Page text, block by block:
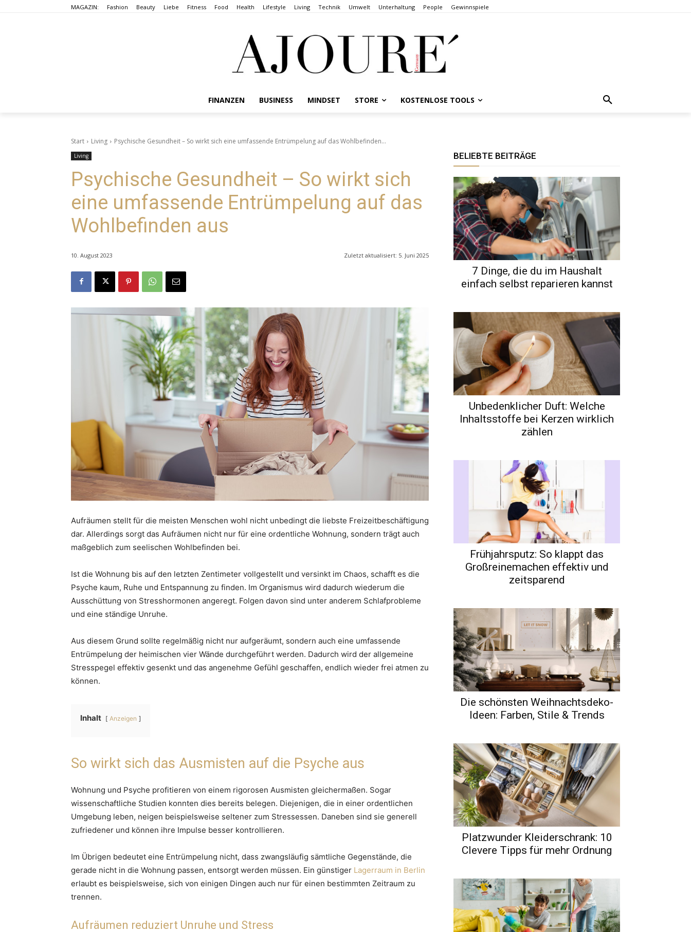
MAGAZIN: Fashion Beauty Liebe Fitness Food Health Lifestyle Living Technik Umwelt Unterhaltung People Gewinnspiele
FINANZEN BUSINESS MINDSET STORE KOSTENLOSE TOOLS
Start Living Psychische Gesundheit – So wirkt sich eine umfassende Entrümpelung auf das Wohlbefinden...
Living
Psychische Gesundheit – So wirkt sich
eine umfassende Entrümpelung auf das
Wohlbefinden aus
10. August 2023 Zuletzt aktualisiert: 5. Juni 2025
Aufräumen stellt für die meisten Menschen wohl nicht unbedingt die liebste Freizeitbeschäftigung
dar. Allerdings sorgt das Aufräumen nicht nur für eine ordentliche Wohnung, sondern trägt auch
maßgeblich zum seelischen Wohlbefinden bei.
Ist die Wohnung bis auf den letzten Zentimeter vollgestellt und versinkt im Chaos, schafft es die
Psyche kaum, Ruhe und Entspannung zu finden. Im Organismus wird dadurch wiederum die
Ausschüttung von Stresshormonen angeregt. Folgen davon sind unter anderem Schlafprobleme
und eine ständige Unruhe.
Aus diesem Grund sollte regelmäßig nicht nur aufgeräumt, sondern auch eine umfassende
Entrümpelung der heimischen vier Wände durchgeführt werden. Dadurch wird der allgemeine
Stresspegel effektiv gesenkt und das angenehme Gefühl geschaffen, endlich wieder frei atmen zu
können.
Inhalt Anzeigen
So wirkt sich das Ausmisten auf die Psyche aus
Wohnung und Psyche profitieren von einem rigorosen Ausmisten gleichermaßen. Sogar
wissenschaftliche Studien konnten dies bereits belegen. Diejenigen, die in einer ordentlichen
Umgebung leben, neigen beispielsweise seltener zum Stressessen. Daneben sind sie generell
zufriedener und können ihre Impulse besser kontrollieren.
Im Übrigen bedeutet eine Entrümpelung nicht, dass zwangsläufig sämtliche Gegenstände, die
gerade nicht in die Wohnung passen, entsorgt werden müssen. Ein günstiger Lagerraum in Berlin
erlaubt es beispielsweise, sich von einigen Dingen auch nur für einen bestimmten Zeitraum zu
trennen.
Aufräumen reduziert Unruhe und Stress
BELIEBTE BEITRÄGE
7 Dinge, die du im Haushalt
einfach selbst reparieren kannst
Unbedenklicher Duft: Welche
Inhaltsstoffe bei Kerzen wirklich
zählen
Frühjahrsputz: So klappt das
Großreinemachen effektiv und
zeitsparend
Die schönsten Weihnachtsdeko-
Ideen: Farben, Stile & Trends
Platzwunder Kleiderschrank: 10
Clevere Tipps für mehr Ordnung